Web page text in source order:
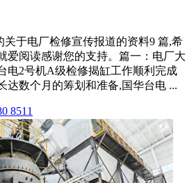
关于电厂检修宣传报道的资料9 篇,希
爱阅读感谢您的支持。篇一：电厂大
电2号机A级检修揭缸工作顺利完成
达数个月的筹划和准备,国华台电 ...
8511